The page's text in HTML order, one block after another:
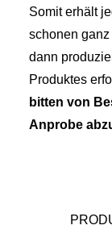
Somit erhält
schonen
dann
Produktes
bitten von
Anprobe